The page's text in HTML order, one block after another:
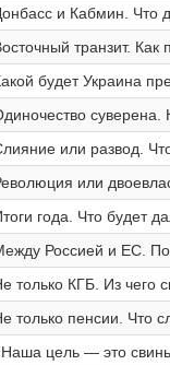
и Кабмин. Что
транзит. Как
будет Украина
суверена.
или развод.
или
года. Что будет
Россией и ЕС.
только КГБ. Из чего
только пенсии. Что
цель — это